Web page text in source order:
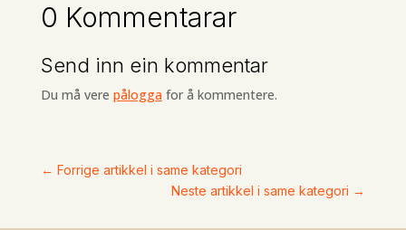
0 Kommentarar
Send inn ein kommentar
Du må vere påloggafor å kommentere.
← Forrige artikkel i same kategori
Neste artikkel i same kategori →